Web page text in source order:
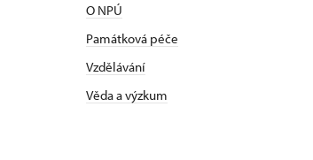
O NPÚ
Památková péče
Vzdělávání
Věda a výzkum